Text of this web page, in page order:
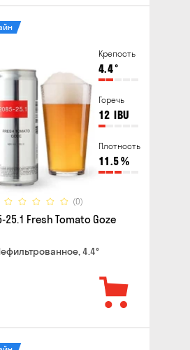
Крепость
4.4°
Горечь
12 IBU
Плотность
11.5%
(0)
25.1 Fresh Tomato Goze
4.4°